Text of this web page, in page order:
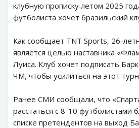
клубную прописку летом 2025
футболиста хочет бразильский
Как сообщает TNT Sports, 26-
является целью наставника
Луиса. Клуб хочет подписать
ЧМ, чтобы усилиться на этот
Ранее СМИ сообщали, что
расстаться с 8-10
списке претендентов на выход